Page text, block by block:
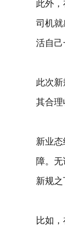
此外
司机
活自己
此次
其合理
新业
障。
新规
比如